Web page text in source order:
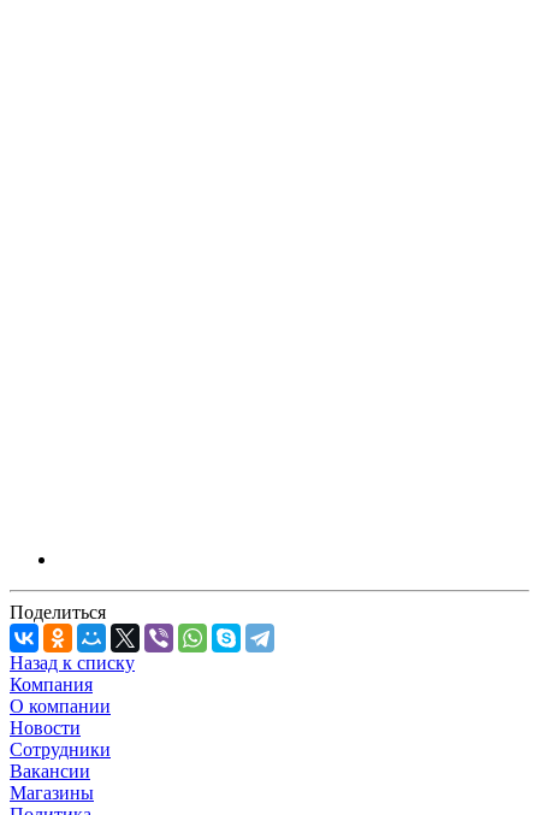
Поделиться
Назад к списку
Компания
О компании
Новости
Сотрудники
Вакансии
Магазины